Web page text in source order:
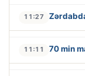
11:27
11:11 70 min